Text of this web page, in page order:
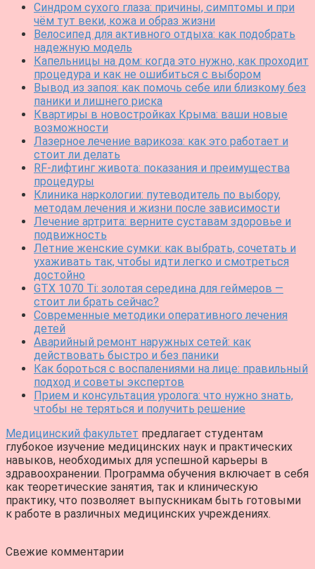
Синдром сухого глаза: причины, симптомы и при
чём тут веки, кожа и образ жизни
Велосипед для активного отдыха: как подобрать
надежную модель
Капельницы на дом: когда это нужно, как проходит
процедура и как не ошибиться с выбором
Вывод из запоя: как помочь себе или близкому без
паники и лишнего риска
Квартиры в новостройках Крыма: ваши новые
возможности
Лазерное лечение варикоза: как это работает и
стоит ли делать
RF-лифтинг живота: показания и преимущества
процедуры
Клиника наркологии: путеводитель по выбору,
методам лечения и жизни после зависимости
Лечение артрита: верните суставам здоровье и
подвижность
Летние женские сумки: как выбрать, сочетать и
ухаживать так, чтобы идти легко и смотреться
достойно
GTX 1070 Ti: золотая середина для геймеров —
стоит ли брать сейчас?
Современные методики оперативного лечения
детей
Аварийный ремонт наружных сетей: как
действовать быстро и без паники
Как бороться с воспалениями на лице: правильный
подход и советы экспертов
Прием и консультация уролога: что нужно знать,
чтобы не теряться и получить решение
Медицинский факультет предлагает студентам
глубокое изучение медицинских наук и практических
навыков, необходимых для успешной карьеры в
здравоохранении. Программа обучения включает в себя
как теоретические занятия, так и клиническую
практику, что позволяет выпускникам быть готовыми
к работе в различных медицинских учреждениях.
Свежие комментарии